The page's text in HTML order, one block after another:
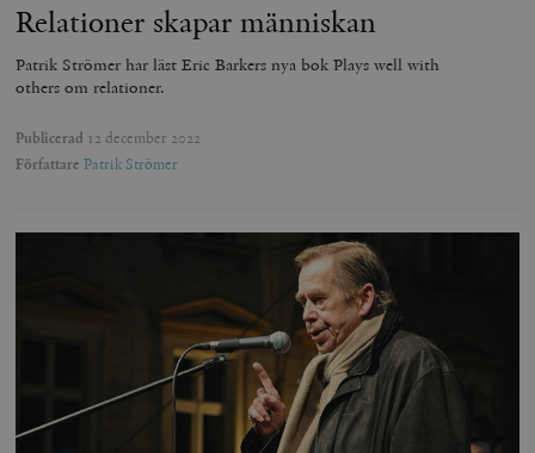
Relationer skapar människan
Patrik Strömer har läst Eric Barkers nya bok Plays well with
others om relationer.
Publicerad 12 december 2022
Författare Patrik Strömer